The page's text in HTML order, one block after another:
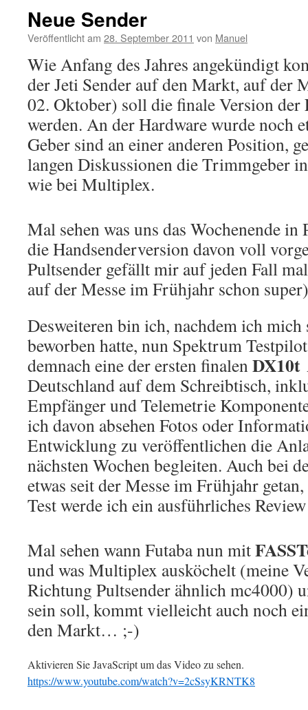
Neue Sender
Veröffentlicht am 28. September 2011 von Manuel
Wie Anfang des Jahres angekündigt
der Jeti Sender auf den Markt, auf der
02. Oktober) soll die finale Version der
werden. An der Hardware wurde noch
Geber sind an einer anderen Position,
langen Diskussionen die Trimmgeber
wie bei Multiplex.
Mal sehen was uns das Wochenende
die Handsenderversion davon voll
Pultsender gefällt mir auf jeden Fall
auf der Messe im Frühjahr schon
Desweiteren bin ich, nachdem ich mich
beworben hatte, nun Spektrum
demnach eine der ersten finalenDX10t
Deutschland auf dem Schreibtisch,
Empfänger und Telemetrie
ich davon absehen Fotos oder
Entwicklung zu veröffentlichen die
nächsten Wochen begleiten. Auch bei
etwas seit der Messe im Frühjahr
Test werde ich ein ausführliches
Mal sehen wann Futaba nun mit
und was Multiplex ausköchelt (meine
Richtung Pultsender ähnlich mc4000)
sein soll, kommt vielleicht auch noch
den Markt… ;-)
Aktivieren Sie JavaScript um das Video zu sehen.
https://www.youtube.com/watch?v=2cSsyKRNTK8